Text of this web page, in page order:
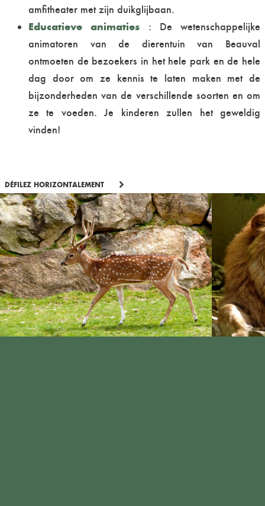
amfitheater met zijn duikglijbaan.
Educatieve animaties : De wetenschappelijke
animatoren van de dierentuin van Beauval
ontmoeten de bezoekers in het hele park en de hele
dag door om ze kennis te laten maken met de
bijzonderheden van de verschillende soorten en om
ze te voeden. Je kinderen zullen het geweldig
vinden!
DÉFILEZ HORIZONTALEMENT